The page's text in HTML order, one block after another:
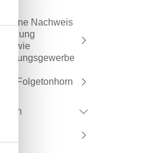
Nachweis
sowie
Folgetonhorn